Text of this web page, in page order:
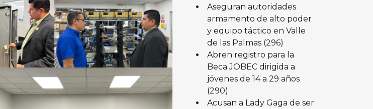
Aseguran autoridades
armamento de alto poder
y equipo táctico en Valle
de las Palmas (296)
Abren registro para la
Beca JOBEC dirigida a
jóvenes de 14 a 29 años
(290)
Acusan a Lady Gaga de ser